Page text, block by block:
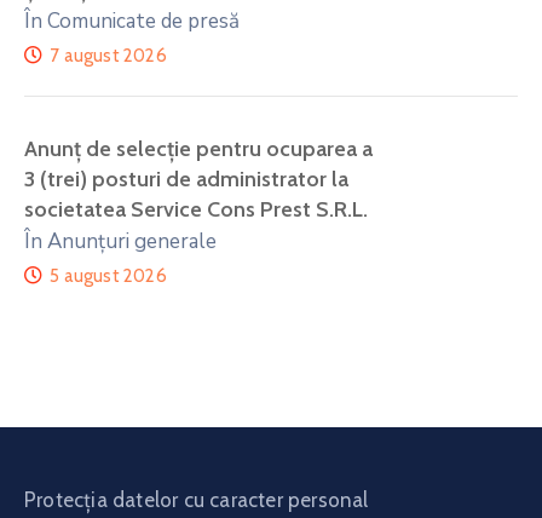
În Comunicate de presă
7 august 2026
Anunţ de selecţie pentru ocuparea a
3 (trei) posturi de administrator la
societatea Service Cons Prest S.R.L.
În Anunțuri generale
5 august 2026
Protecția datelor cu caracter personal